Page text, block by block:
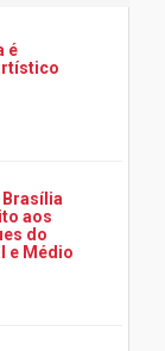
é
aos
do
e Médio